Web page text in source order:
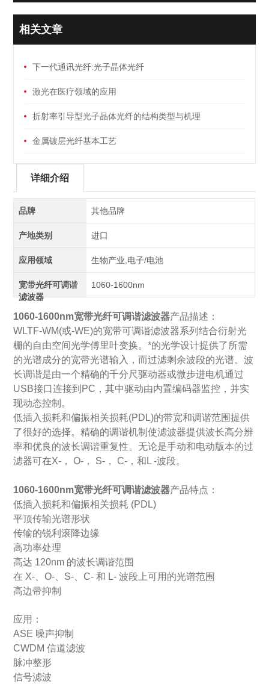
相关文章
下一代通讯光纤:光子晶体光纤
激光在医疗领域的应用
折射率引导型光子晶体光纤的结构类型与机理
金属镀层光纤基本工艺
详细介绍
品牌 其他品牌
产地类别 进口
应用领域 生物产业,电子/电池
宽带光纤可调谐
滤波器
1060-1600nm
1060-1600nm宽带光纤可调谐滤波器产品描述：
WLTF-WM(或-WE)的宽带可调谐滤波器系列结合衍射光
栅的自由空间光学傅里叶变换。*的光学设计提供了所需
的光谱成分的宽带光谱输入，而过滤剩余波段的光谱。波
长调谐是由一个精确的千分尺驱动器或微步进电机通过
USB接口连接到PC，其中驱动由内置编码器监控，并实
现动态控制。
低插入损耗和偏振相关损耗(PDL)的带宽和调谐范围提供
了很好的选择。精确的调谐机制使滤波器提供波长高分辨
率和优良的波长调谐重复性。无论是手动和电动版本的过
滤器可在X-， O-， S-， C-，和L -波段。
1060-1600nm宽带光纤可调谐滤波器产品特点：
低插入损耗和偏振相关损耗 (PDL)
平顶传输光谱形状
传输的锐利滚降边缘
高功率处理
高达 120nm 的波长调谐范围
在 X- 、O- S- C-和 L-波段上可用的光谱范围
高边带抑制
应用：
ASE 噪声抑制
CWDM 信道滤波
脉冲整形
信号滤波